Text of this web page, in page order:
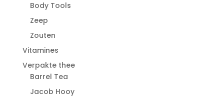
Body Tools
Zeep
Zouten
Vitamines
Verpakte thee
Barrel Tea
Jacob Hooy